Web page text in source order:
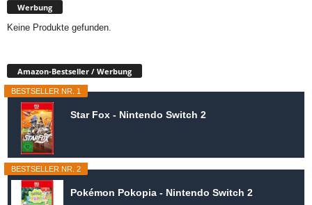
Werbung
Keine Produkte gefunden.
Amazon-Bestseller / Werbung
BESTSELLER NR. 1
Star Fox - Nintendo Switch 2
BESTSELLER NR. 2
Pokémon Pokopia - Nintendo Switch 2